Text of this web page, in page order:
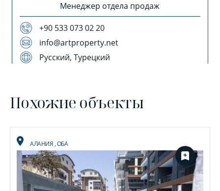
Менеджер отдела продаж
+90 533 073 02 20
info@artproperty.net
Русский, Турецкий
Похожие объекты
АЛАНИЯ,ОБА